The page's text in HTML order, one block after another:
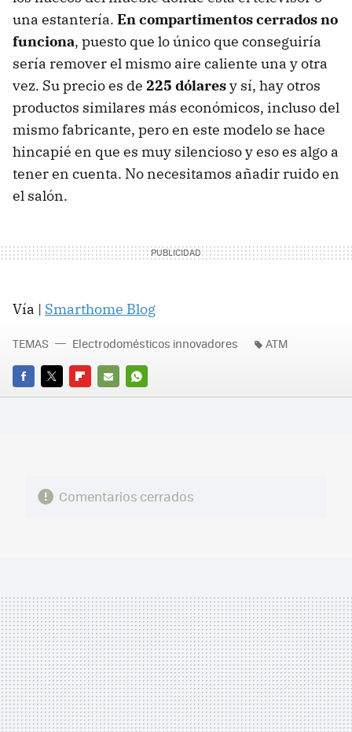
una estantería. En compartimentos cerrados no
funciona, puesto que lo único que conseguiría
sería remover el mismo aire caliente una y otra
vez. Su precio es de 225 dólaresy sí, hay otros
productos similares más económicos, incluso del
mismo fabricante, pero en este modelo se hace
hincapié en que es muy silencioso y eso es algo a
tener en cuenta. No necesitamos añadir ruido en
el salón.
Vía | Smarthome Blog
FACEBOOK
TWITTERFLIPBOARD
E-
WHATSAPP
TEMAS Electrodomésticos innovadores ATM
Comentarios cerrados